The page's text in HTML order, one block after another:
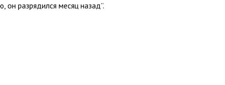
он разрядился месяц назад”.